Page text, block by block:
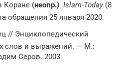
Коране (неопр.) .Islam-Today(8
обращения 25 января 2020.
// Энциклопедический
слов и выражений. — М.:
Серов. 2003.